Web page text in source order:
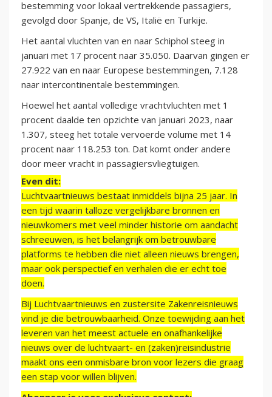
bestemming voor lokaal vertrekkende passagiers,
gevolgd door Spanje, de VS, Italië en Turkije.
Het aantal vluchten van en naar Schiphol steeg in
januari met 17 procent naar 35.050. Daarvan gingen er
27.922 van en naar Europese bestemmingen, 7.128
naar intercontinentale bestemmingen.
Hoewel het aantal volledige vrachtvluchten met 1
procent daalde ten opzichte van januari 2023, naar
1.307, steeg het totale vervoerde volume met 14
procent naar 118.253 ton. Dat komt onder andere
door meer vracht in passagiersvliegtuigen.
Even dit:
Luchtvaartnieuws bestaat inmiddels bijna 25 jaar. In
een tijd waarin talloze vergelijkbare bronnen en
nieuwkomers met veel minder historie om aandacht
schreeuwen, is het belangrijk om betrouwbare
platforms te hebben die niet alleen nieuws brengen,
maar ook perspectief en verhalen die er echt toe
doen.
Bij Luchtvaartnieuws en zustersite Zakenreisnieuws
vind je die betrouwbaarheid. Onze toewijding aan het
leveren van het meest actuele en onafhankelijke
nieuws over de luchtvaart- en (zaken)reisindustrie
maakt ons een onmisbare bron voor lezers die graag
een stap voor willen blijven.